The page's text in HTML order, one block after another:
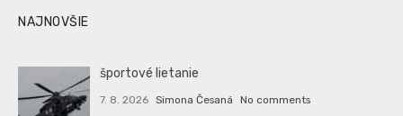
NAJNOVŠIE
športové lietanie
7. 8. 2026 Simona Česaná No comments